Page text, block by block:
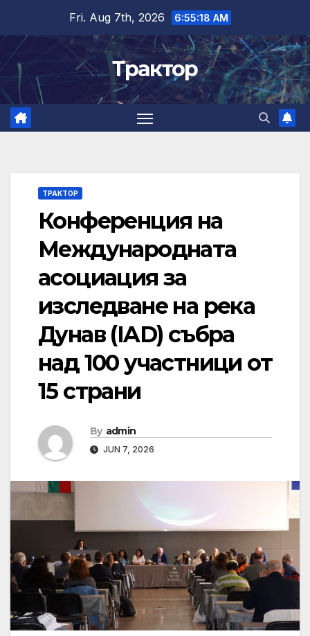
content
Fri. Aug 7th, 2026 6:55:18 AM
Трактор
ТРАКТОР
Конференция на
Международната
асоциация за
изследване на река
Дунав (IAD) събра
над 100 участници от
15 страни
By admin
JUN 7, 2026